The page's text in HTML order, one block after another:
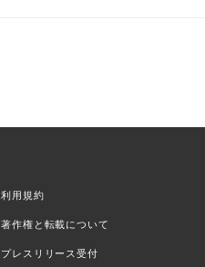
利用規約
著作権と転載について
プレスリリース受付